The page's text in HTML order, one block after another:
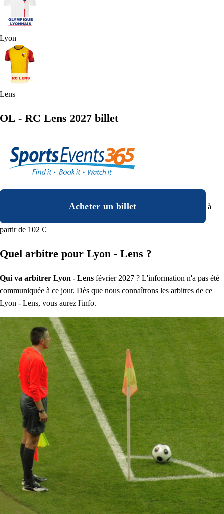
Lyon
Lens
OL - RC Lens 2027 billet
Acheter un billet à
partir de 102 €
Quel arbitre pour Lyon - Lens ?
Qui va arbitrer Lyon - Lens février 2027 ? L'information n'a pas été
communiquée à ce jour. Dès que nous connaîtrons les arbitres de ce
Lyon - Lens, vous aurez l'info.